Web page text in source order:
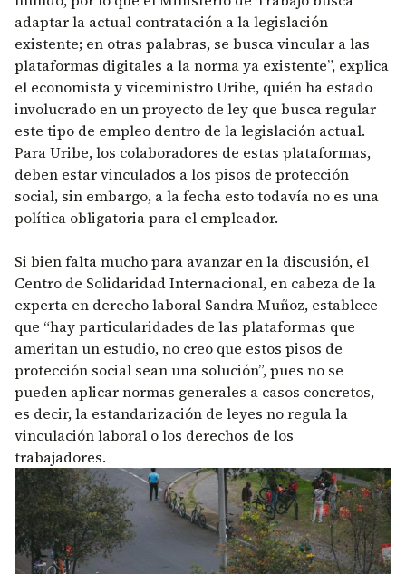
adaptar la actual contratación a la legislación
existente; en otras palabras, se busca vincular a las
plataformas digitales a la norma ya existente”, explica
el economista y viceministro Uribe, quién ha estado
involucrado en un proyecto de ley que busca regular
este tipo de empleo dentro de la legislación actual.
Para Uribe, los colaboradores de estas plataformas,
deben estar vinculados a los pisos de protección
social, sin embargo, a la fecha esto todavía no es una
política obligatoria para el empleador.
Si bien falta mucho para avanzar en la discusión, el
Centro de Solidaridad Internacional, en cabeza de la
experta en derecho laboral Sandra Muñoz, establece
que “hay particularidades de las plataformas que
ameritan un estudio, no creo que estos pisos de
protección social sean una solución”, pues no se
pueden aplicar normas generales a casos concretos,
es decir, la estandarización de leyes no regula la
vinculación laboral o los derechos de los
trabajadores.